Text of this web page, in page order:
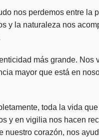
nos perdemos entre la
y la naturaleza nos
más grande. Nos
mayor que está en
toda la vida
y en vigilia nos hacen
nuestro corazón, nos